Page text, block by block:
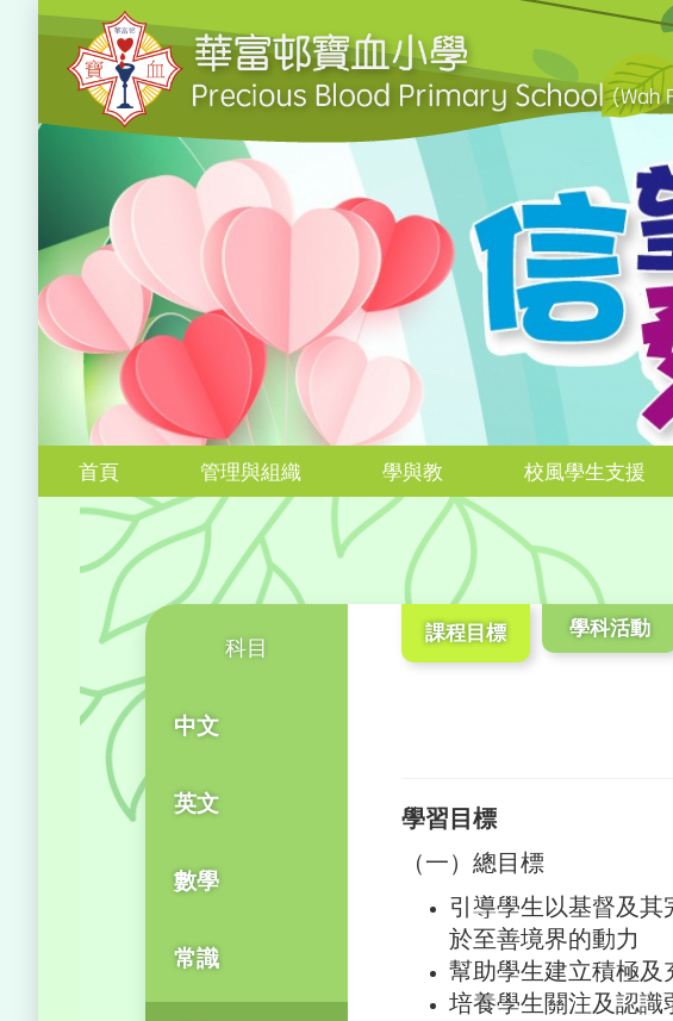
首頁 管理與組織 學與教 校風學生支援
科目
中文
英文
數學
常識
課程目標 學科活動
學習目標
（一）總目標
引導學生以基督及
於至善境界的動力
幫助學生建立積極及
培養學生關注及認識